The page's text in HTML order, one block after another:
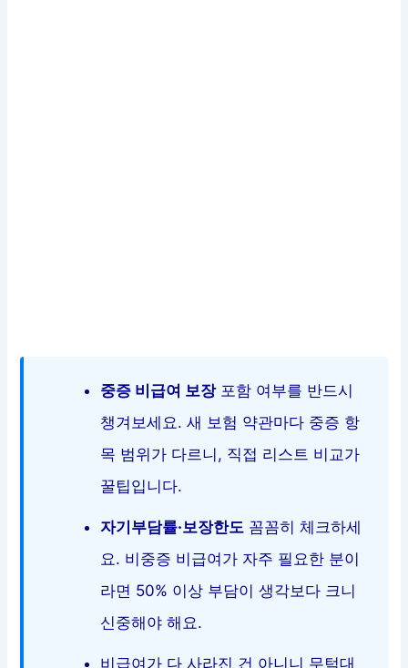
중증 비급여 보장포함 여부를 반드시
챙겨보세요. 새 보험 약관마다 중증 항
목 범위가 다르니, 직접 리스트 비교가
꿀팁입니다.
자기부담률·보장한도 꼼꼼히 체크하세
요. 비중증 비급여가 자주 필요한 분이
라면 50% 이상 부담이 생각보다 크니
신중해야 해요.
비급여가 다 사라진 건 아니니 무턱대